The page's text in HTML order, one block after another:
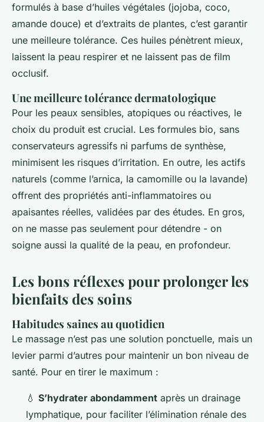
formulés à base d’huiles végétales (jojoba, coco,
amande douce) et d’extraits de plantes, c’est garantir
une meilleure tolérance. Ces huiles pénètrent mieux,
laissent la peau respirer et ne laissent pas de film
occlusif.
Une meilleure tolérance dermatologique
Pour les peaux sensibles, atopiques ou réactives, le
choix du produit est crucial. Les formules bio, sans
conservateurs agressifs ni parfums de synthèse,
minimisent les risques d’irritation. En outre, les actifs
naturels (comme l’arnica, la camomille ou la lavande)
offrent des propriétés anti-inflammatoires ou
apaisantes réelles, validées par des études. En gros,
on ne masse pas seulement pour détendre - on
soigne aussi la qualité de la peau, en profondeur.
Les bons réflexes pour prolonger les
bienfaits des soins
Habitudes saines au quotidien
Le massage n’est pas une solution ponctuelle, mais un
levier parmi d’autres pour maintenir un bon niveau de
santé. Pour en tirer le maximum :
💧 S’hydrater abondamment après un drainage
lymphatique, pour faciliter l’élimination rénale des